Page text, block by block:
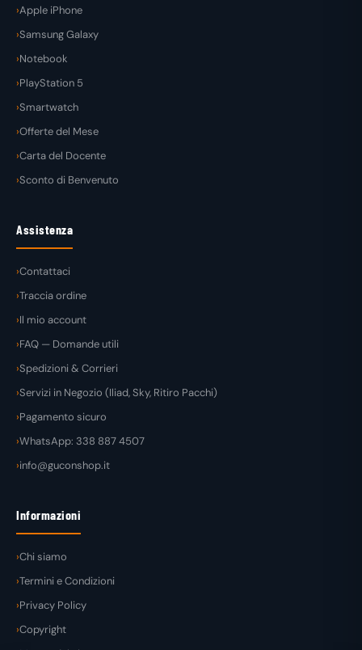
Apple iPhone
Samsung Galaxy
Notebook
PlayStation 5
Smartwatch
Offerte del Mese
Carta del Docente
Sconto di Benvenuto
Assistenza
Contattaci
Traccia ordine
Il mio account
FAQ — Domande utili
Spedizioni & Corrieri
Servizi in Negozio (Iliad, Sky, Ritiro Pacchi)
Pagamento sicuro
WhatsApp: 338 887 4507
info@guconshop.it
Informazioni
Chi siamo
Termini e Condizioni
Privacy Policy
Copyright